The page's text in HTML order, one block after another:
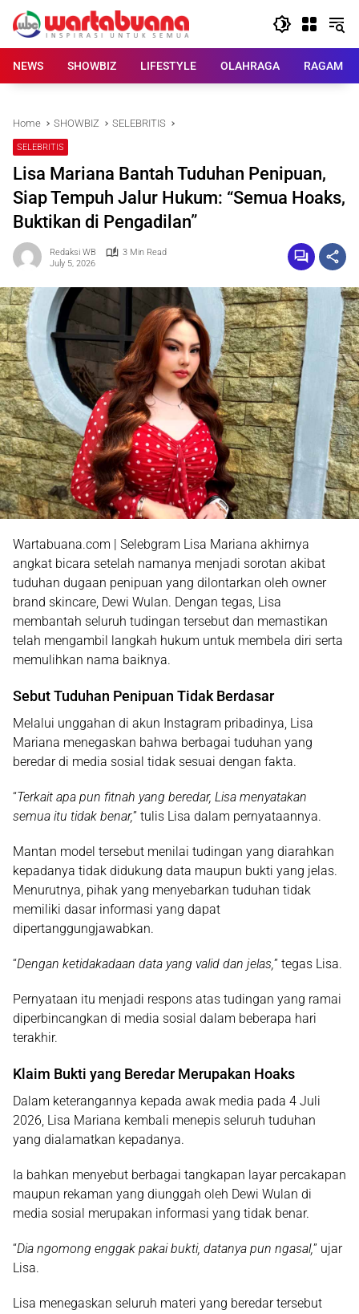
content
NEWS
SHOWBIZ LIFESTYLE OLAHRAGA RAGAM
Home SHOWBIZ SELEBRITIS
SELEBRITIS
Lisa Mariana Bantah Tuduhan Penipuan,
Siap Tempuh Jalur Hukum: “Semua Hoaks,
Buktikan di Pengadilan”
Redaksi WB
3 Min Read
July 5, 2026
Wartabuana.com | Selebgram Lisa Mariana akhirnya
angkat bicara setelah namanya menjadi sorotan akibat
tuduhan dugaan penipuan yang dilontarkan oleh owner
brand skincare, Dewi Wulan. Dengan tegas, Lisa
membantah seluruh tudingan tersebut dan memastikan
telah mengambil langkah hukum untuk membela diri serta
memulihkan nama baiknya.
Sebut Tuduhan Penipuan Tidak Berdasar
Melalui unggahan di akun Instagram pribadinya, Lisa
Mariana menegaskan bahwa berbagai tuduhan yang
beredar di media sosial tidak sesuai dengan fakta.
“Terkait apa pun fitnah yang beredar, Lisa menyatakan
semua itu tidak benar,” tulis Lisa dalam pernyataannya.
Mantan model tersebut menilai tudingan yang diarahkan
kepadanya tidak didukung data maupun bukti yang jelas.
Menurutnya, pihak yang menyebarkan tuduhan tidak
memiliki dasar informasi yang dapat
dipertanggungjawabkan.
“Dengan ketidakadaan data yang valid dan jelas,” tegas Lisa.
Pernyataan itu menjadi respons atas tudingan yang ramai
diperbincangkan di media sosial dalam beberapa hari
terakhir.
Klaim Bukti yang Beredar Merupakan Hoaks
Dalam keterangannya kepada awak media pada 4 Juli
2026, Lisa Mariana kembali menepis seluruh tuduhan
yang dialamatkan kepadanya.
Ia bahkan menyebut berbagai tangkapan layar percakapan
maupun rekaman yang diunggah oleh Dewi Wulan di
media sosial merupakan informasi yang tidak benar.
“Dia ngomong enggak pakai bukti, datanya pun ngasal,” ujar
Lisa.
Lisa menegaskan seluruh materi yang beredar tersebut